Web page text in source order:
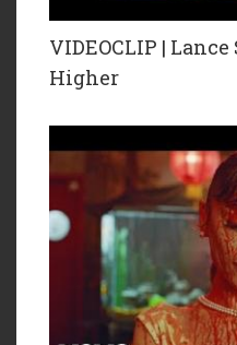
VIDEOCLIP |
Higher